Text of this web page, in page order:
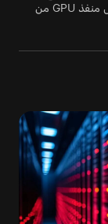
خطوط PCIe، لأن إضافة قرص M.2 NVMe قد تنقل منفذ GPU من